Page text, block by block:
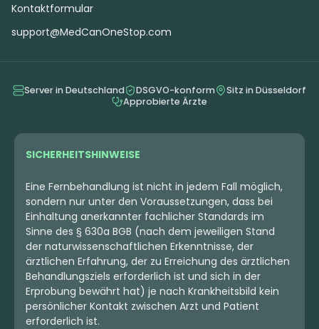
Kontaktformular
support@MedCanOneStop.com
Server in Deutschland DSGVO-konform
Sitz in Düsseldorf
Approbierte Ärzte
SICHERHEITSHINWEISE
Eine Fernbehandlung ist nicht in jedem Fall möglich,
sondern nur unter den Voraussetzungen, dass bei
Einhaltung anerkannter fachlicher Standards im
Sinne des § 630a BGB (nach dem jeweiligen Stand
der naturwissenschaftlichen Erkenntnisse, der
ärztlichen Erfahrung, der zu Erreichung des ärztlichen
Behandlungsziels erforderlich ist und sich in der
Erprobung bewährt hat) je nach Krankheitsbild kein
persönlicher Kontakt zwischen Arzt und Patient
erforderlich ist.